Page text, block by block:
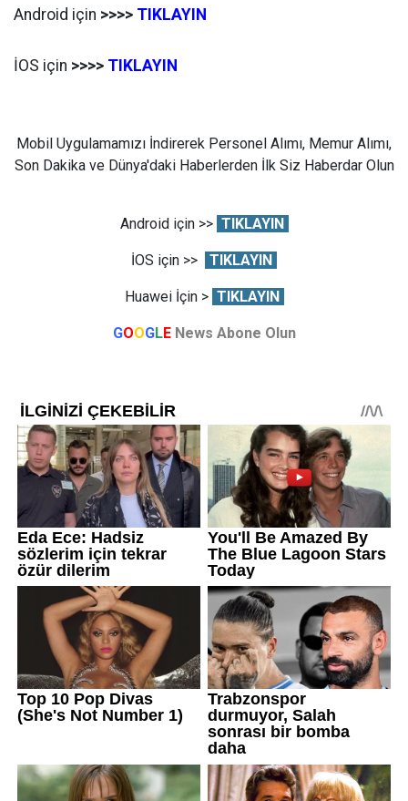
Android için >>>> TIKLAYIN
İOS için >>>> TIKLAYIN
Mobil Uygulamamızı İndirerek Personel Alımı, Memur Alımı,
Son Dakika ve Dünya'daki Haberlerden İlk Siz Haberdar Olun
Android için >> TIKLAYIN
İOS için >> TIKLAYIN
Huawei İçin > TIKLAYIN
GOOGLE News Abone Olun